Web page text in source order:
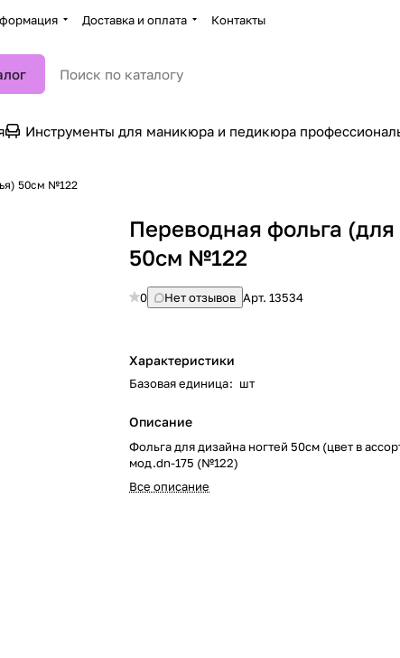
Доставка и оплата Контакты
Инструменты для маникюра и педикюра
50см №122
Переводная фольга (для
50см №122
0 Нет отзывов Арт.13534
Характеристики
Базовая единица: шт
Описание
Фольга для дизайна ногтей 50см (цвет в
мод.dn-175 (№122)
Все описание